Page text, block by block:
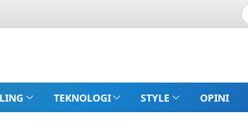
TEKNOLOGI STYLE OPINI